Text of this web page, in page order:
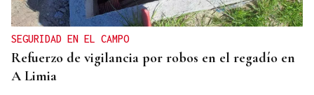
SEGURIDAD EN EL CAMPO
Refuerzo de vigilancia por robos en el regadío en
A Limia